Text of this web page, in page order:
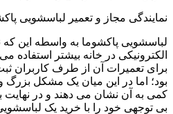
نمایندگی مجاز و تعمیر لباسشویی
لباسشویی پاکشوما به واسطه این
الکترونیکی در خانه بیشتر استفاده
برای تعمیرات آن از طرف کاربران
بود؛ اما در این میان یک مشکل بزرگ
کمی به آن نشان می دهند و در نهایت
بی توجهی خود را با خرید یک لباسشویی